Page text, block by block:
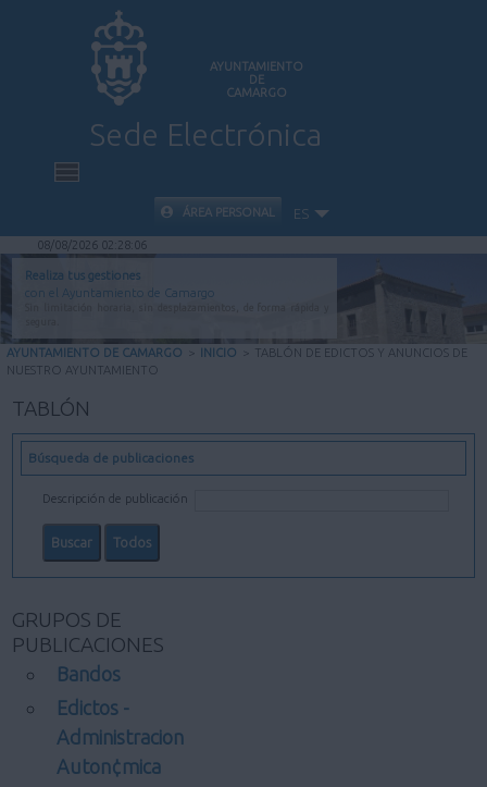
AYUNTAMIENTO
DE
CAMARGO
Sede Electrónica
INICIO
INFORMACIÓN PÚBLICA
CARPETA CIUDADANA
VALIDACIÓN DE DOCUMENTOS
AYUDA
ÁREA PERSONAL ES
08/08/2026 02:28:07
Realiza tus gestiones
con el Ayuntamiento de Camargo
AYUNTAMIENTO DE CAMARGO > INICIO > TABLÓN DE EDICTOS Y ANUNCIOS DE
NUESTRO AYUNTAMIENTO
TABLÓN
Búsqueda de publicaciones
Descripción de publicación
GRUPOS DE
PUBLICACIONES
Bandos
Edictos -
Administracion
Auton¢mica